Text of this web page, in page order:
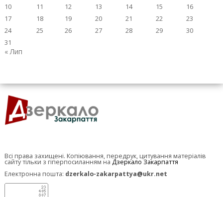
10
11 12 13 14 15
16
17
18 19 20 21 22
23
24
25 26 27 28 29
30
31
« Лип
Всі права захищені. Копіювання, передрук, цитування матеріалів
сайту тільки з гіперпосиланням на Дзеркало Закарпаття
Електронна пошта: dzerkalo-zakarpattya@ukr.net